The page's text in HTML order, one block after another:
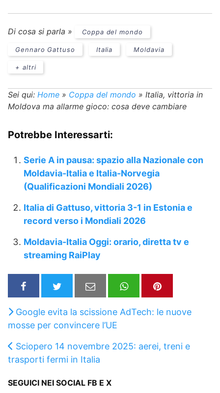
Di cosa si parla » Coppa del mondo
Gennaro Gattuso Italia Moldavia
+ altri
Sei qui: Home » Coppa del mondo » Italia, vittoria in
Moldova ma allarme gioco: cosa deve cambiare
Potrebbe Interessarti:
Serie A in pausa: spazio alla Nazionale con
Moldavia-Italia e Italia-Norvegia
(Qualificazioni Mondiali 2026)
Italia di Gattuso, vittoria 3-1 in Estonia e
record verso i Mondiali 2026
Moldavia-Italia Oggi: orario, diretta tv e
streaming RaiPlay
Google evita la scissione AdTech: le nuove
mosse per convincere l’UE
Sciopero 14 novembre 2025: aerei, treni e
trasporti fermi in Italia
SEGUICI NEI SOCIAL FB E X